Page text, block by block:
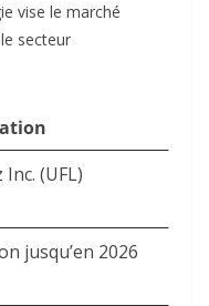
vise le marché
secteur
(UFL)
jusqu’en 2026